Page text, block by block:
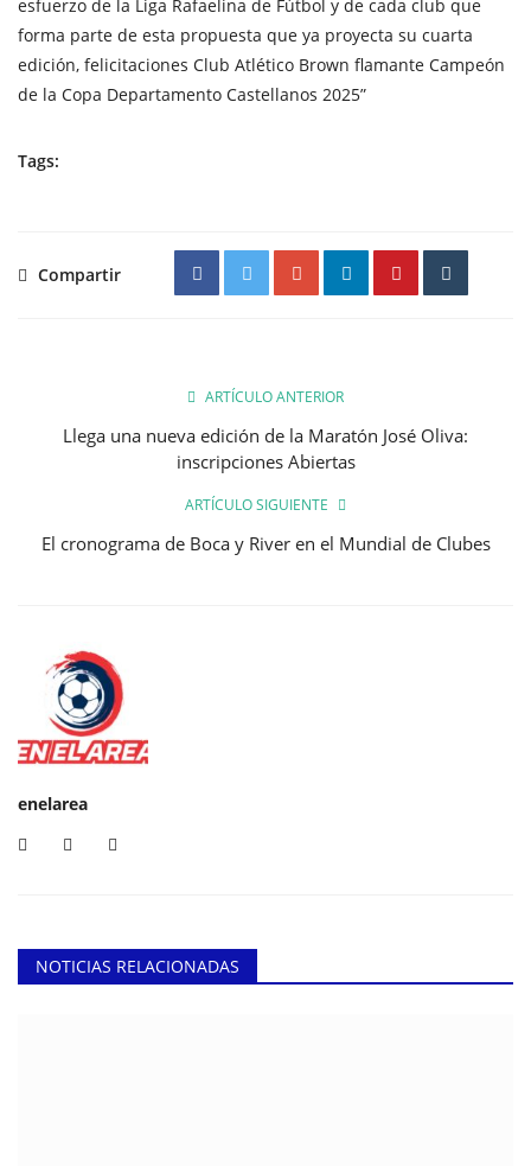
esfuerzo de la Liga Rafaelina de Fútbol y de cada club que
forma parte de esta propuesta que ya proyecta su cuarta
edición, felicitaciones Club Atlético Brown flamante Campeón
de la Copa Departamento Castellanos 2025”
Tags:
Compartir
ARTÍCULO ANTERIOR
Llega una nueva edición de la Maratón José Oliva:
inscripciones Abiertas
ARTÍCULO SIGUIENTE
El cronograma de Boca y River en el Mundial de Clubes
enelarea
NOTICIAS RELACIONADAS